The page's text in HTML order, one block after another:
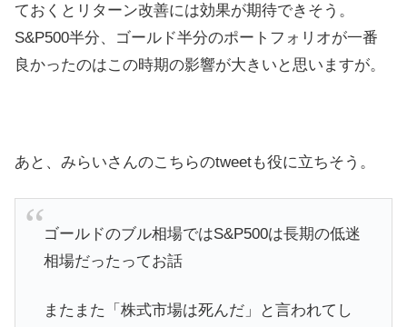
ておくとリターン改善には効果が期待できそう。
S&P500半分、ゴールド半分のポートフォリオが一番
良かったのはこの時期の影響が大きいと思いますが。
あと、みらいさんのこちらのtweetも役に立ちそう。
ゴールドのブル相場ではS&P500は長期の低迷
相場だったってお話
またまた「株式市場は死んだ」と言われてし